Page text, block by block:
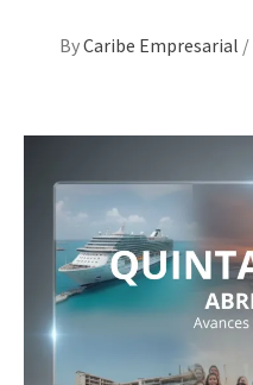
ByCaribe Empresarial /